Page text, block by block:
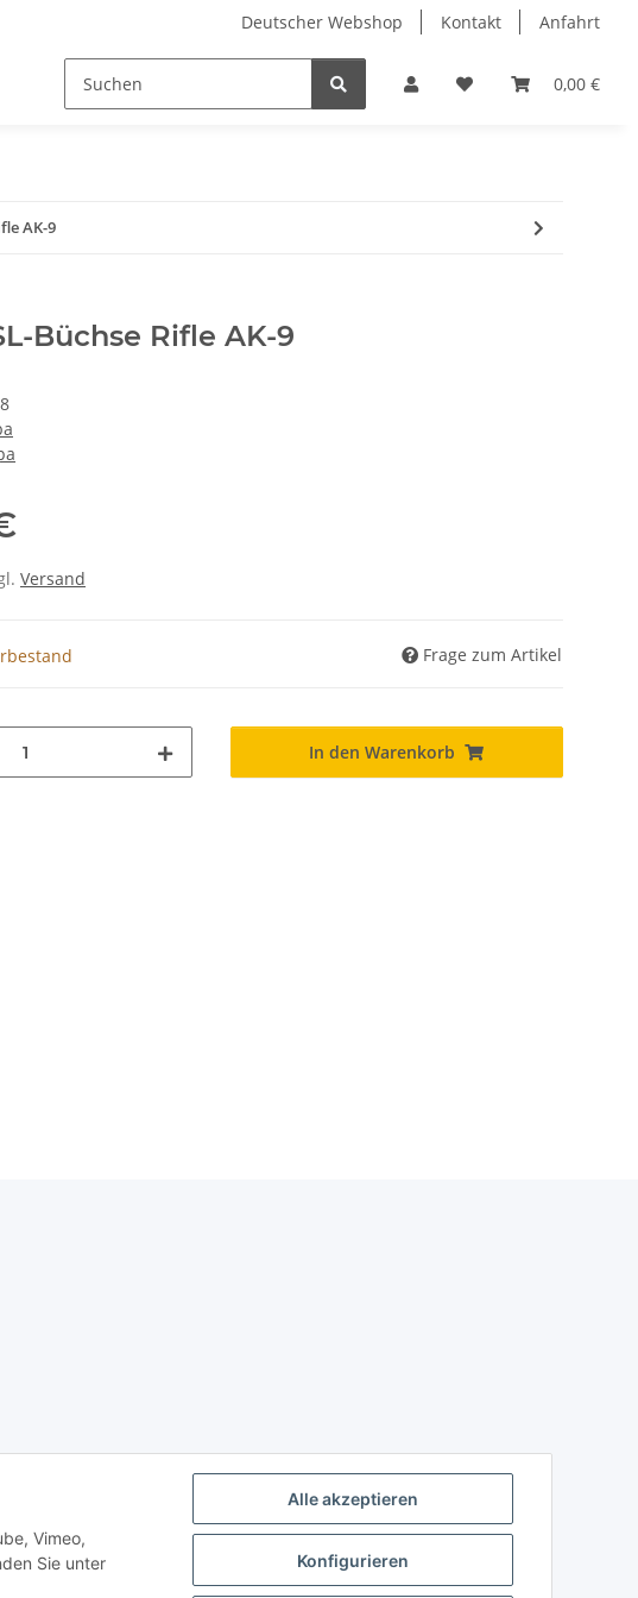
Alle akzeptieren
Konfigurieren
Vimeo,
Sie unter
Deutscher Webshop Kontakt Anfahrt
0,00 €
AK-9
Büchse Rifle AK-9
Versand
Frage zum Artikel
In den Warenkorb